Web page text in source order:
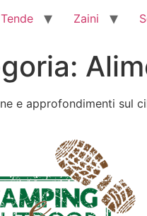
Tende Zaini
e approfondimenti sul